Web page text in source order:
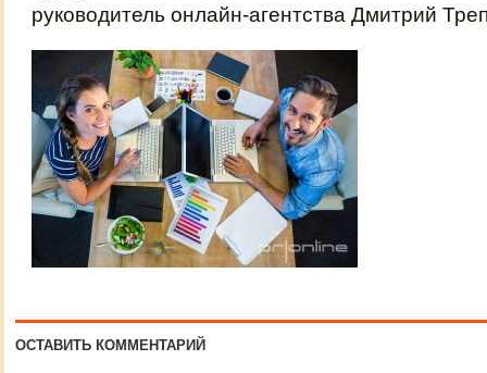
руководитель онлайн-агентства Дмитрий
ОСТАВИТЬ КОММЕНТАРИЙ